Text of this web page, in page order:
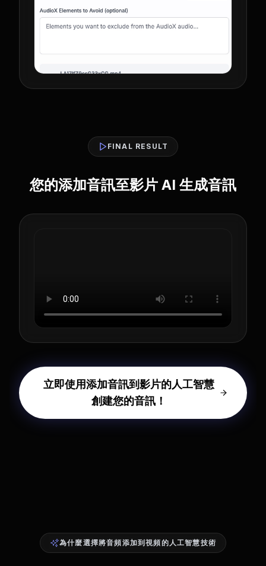
FINAL RESULT
您的添加音訊至影片 AI 生成音訊
立即使用添加音訊到影片的人工智慧
創建您的音訊！
為什麼選擇將音頻添加到視頻的人工智慧技術